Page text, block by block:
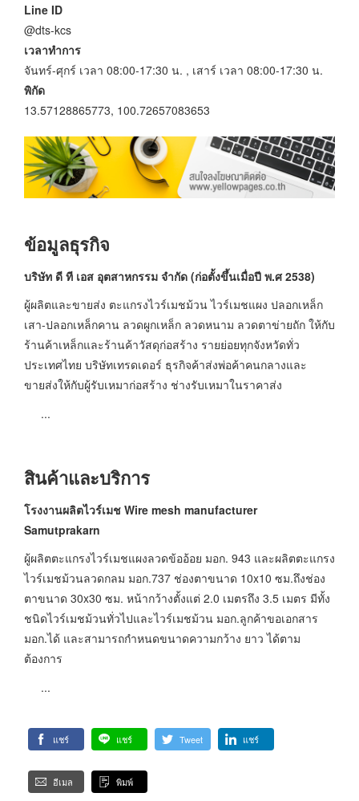
Line ID
@dts-kcs
เวลาทำการ
จันทร์-ศุกร์ เวลา 08:00-17:30 น. , เสาร์ เวลา 08:00-17:30 น.
พิกัด
13.57128865773, 100.72657083653
ข้อมูลธุรกิจ
บริษัท ดี ที เอส อุตสาหกรรม จํากัด (ก่อตั้งขึ้นเมื่อปี พ.ศ 2538)
ผู้ผลิตและขายส่ง ตะแกรงไวร์เมชม้วน ไวร์เมชแผง ปลอกเหล็ก
เสา-ปลอกเหล็กคาน ลวดผูกเหล็ก ลวดหนาม ลวดตาข่ายถัก ให้กับ
ร้านค้าเหล็กและร้านค้าวัสดุก่อสร้าง รายย่อยทุกจังหวัดทั่ว
ประเทศไทย บริษัทเทรดเดอร์ ธุรกิจค้าส่งพ่อค้าคนกลางและ
ขายส่งให้กับผู้รับเหมาก่อสร้าง ช่างรับเหมาในราคาส่ง
...
สินค้าและบริการ
โรงงานผลิตไวร์เมช Wire mesh manufacturer
Samutprakarn
ผู้ผลิตตะแกรงไวร์เมชแผงลวดข้ออ้อย มอก. 943 และผลิตตะแกรง
ไวร์เมชม้วนลวดกลม มอก.737 ช่องตาขนาด 10x10 ซม.ถึงช่อง
ตาขนาด 30x30 ซม. หน้ากว้างตั้งแต่ 2.0 เมตรถึง 3.5 เมตร มีทั้ง
ชนิดไวร์เมชม้วนทั่วไปและไวร์เมชม้วน มอก.ลูกค้าขอเอกสาร
มอก.ได้ และสามารถกำหนดขนาดความกว้าง ยาว ได้ตาม
ต้องการ
...
แชร์ แชร์ Tweet แชร์
อีเมล พิมพ์